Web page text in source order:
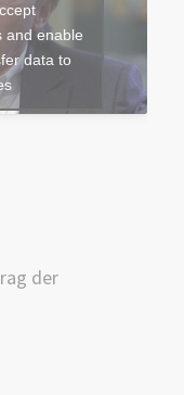
and enable
data to
der